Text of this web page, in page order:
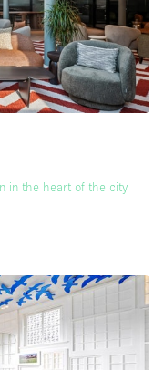
in the heart of the city